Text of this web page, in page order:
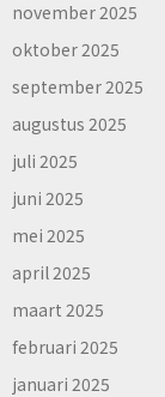
november 2025
oktober 2025
september 2025
augustus 2025
juli 2025
juni 2025
mei 2025
april 2025
maart 2025
februari 2025
januari 2025